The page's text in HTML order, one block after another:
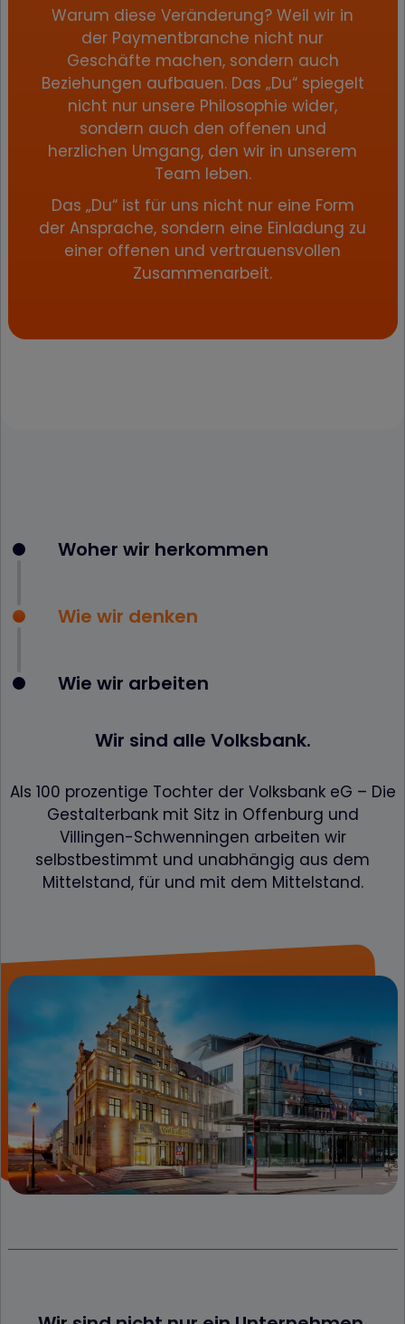
Warum diese Veränderung? Weil wir in
der Paymentbranche nicht nur
Geschäfte machen, sondern auch
Beziehungen aufbauen. Das „Du“ spiegelt
nicht nur unsere Philosophie wider,
sondern auch den offenen und
herzlichen Umgang, den wir in unserem
Team leben.
Das „Du“ ist für uns nicht nur eine Form
der Ansprache, sondern eine Einladung zu
einer offenen und vertrauensvollen
Zusammenarbeit.
Woher wir herkommen
Wie wir denken
Wie wir arbeiten
Wir sind alle Volksbank.
Als 100 prozentige Tochter der Volksbank eG – Die
Gestalterbank mit Sitz in Offenburg und
Villingen-Schwenningen arbeiten wir
selbstbestimmt und unabhängig aus dem
Mittelstand, für und mit dem Mittelstand.